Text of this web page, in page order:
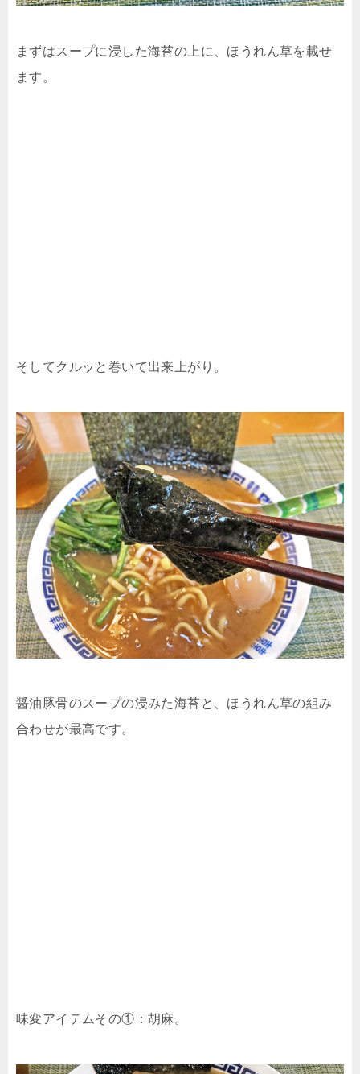
まずはスープに浸した海苔の上に、ほうれん草を載せ
ます。
そしてクルッと巻いて出来上がり。
醤油豚骨のスープの浸みた海苔と、ほうれん草の組み
合わせが最高です。
味変アイテムその①：胡麻。